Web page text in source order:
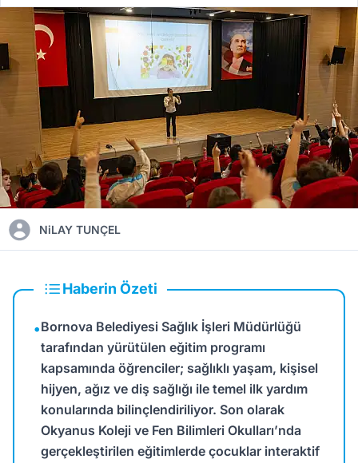
NiLAY TUNÇEL
Haberin Özeti
•Bornova Belediyesi Sağlık İşleri Müdürlüğü
tarafından yürütülen eğitim programı
kapsamında öğrenciler; sağlıklı yaşam, kişisel
hijyen, ağız ve diş sağlığı ile temel ilk yardım
konularında bilinçlendiriliyor. Son olarak
Okyanus Koleji ve Fen Bilimleri Okulları’nda
gerçekleştirilen eğitimlerde çocuklar interaktif